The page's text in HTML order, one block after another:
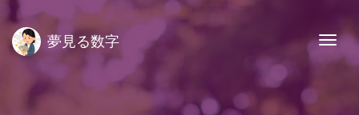
夢見る数字